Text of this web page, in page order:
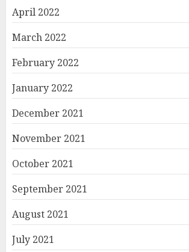
April 2022
March 2022
February 2022
January 2022
December 2021
November 2021
October 2021
September 2021
August 2021
July 2021